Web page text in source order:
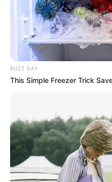
BUZZ DAY
This Simple Freezer Trick